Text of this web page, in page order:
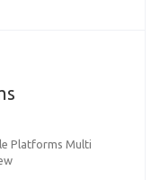
Platforms Multi